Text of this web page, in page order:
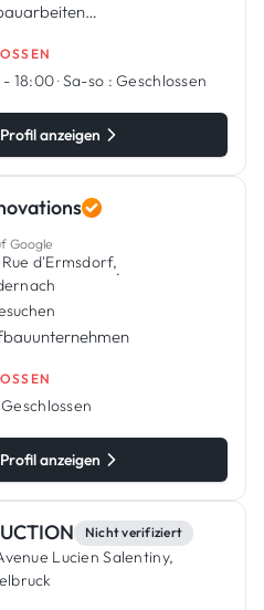
2010 gegründet wurde und
Rohbauarbeiten
- 18:00·Sa-so : Geschlossen
Profil anzeigen
Google
Rue d'Ermsdorf,
·
Geschlossen
Profil anzeigen
Nicht verifiziert
Lucien Salentiny,